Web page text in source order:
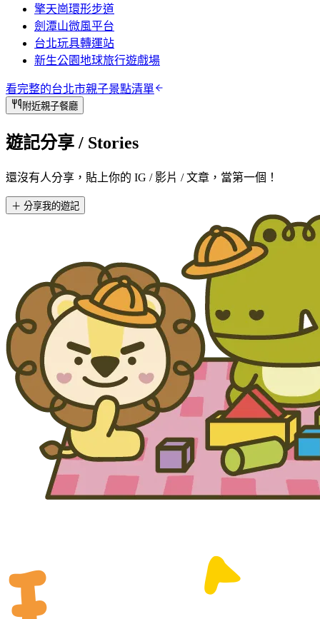
擎天崗環形步道
劍潭山微風平台
台北玩具轉運站
新生公園地球旅行遊戲場
看完整的台北市親子景點清單
附近親子餐廳
遊記分享 / Stories
還沒有人分享，貼上你的 IG / 影片 / 文章，當第一個！
＋ 分享我的遊記